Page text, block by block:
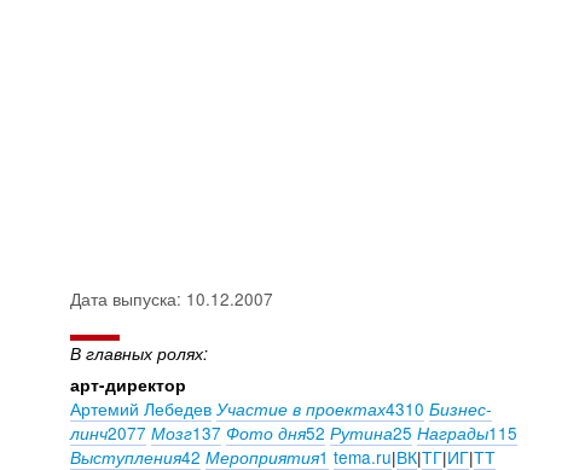
Дата выпуска: 10.12.2007
В главных ролях:
арт-директор
Артемий Лебедев Участие в проектах4310 Бизнес-
линч2077 Мозг137 Фото дня52 Рутина25 Награды115
Выступления42 Мероприятия1 tema.ru|ВК|ТГ|ИГ|ТТ